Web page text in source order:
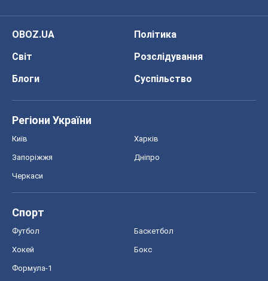
OBOZ.UA
Політика
Світ
Розслідування
Блоги
Суспільство
Регіони України
Київ Харків
Запоріжжя Дніпро
Черкаси
Спорт
Футбол Баскетбол
Хокей Бокс
Формула-1